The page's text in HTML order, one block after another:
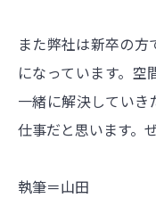
また弊社は新卒の
になっています。空
一緒に解決していき
仕事だと思います。
執筆＝山田